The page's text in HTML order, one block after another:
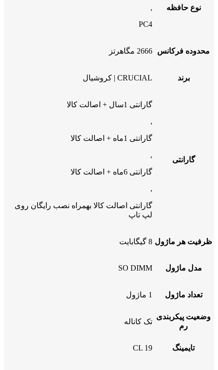
نوع حافظه
,
PC4
محدوده فرکانس 2666 مگاهرتز
برند CRUCIAL | کروشیال
گارانتی
گارانتی 1سال + اصالت کالا
,
گارانتی 1ماه + اصالت کالا
,
گارانتی 6ماه + اصالت کالا
,
گارانتی اصالت کالا بهمراه نصب رایگان روی
لپ تاپ
ظرفیت هر ماژول 8 گیگابایت
مدل ماژول SO DIMM
تعداد ماژول 1 ماژول
وضعیت پیکربندی
رم
تک کاناله
تایمینگ CL 19